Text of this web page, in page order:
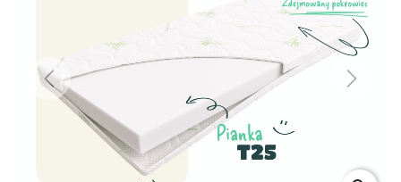
Previous Next